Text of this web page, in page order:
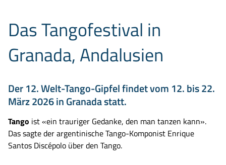
Das Tangofestival in
Granada, Andalusien
Der 12. Welt-Tango-Gipfel findet vom 12. bis 22.
März 2026 in Granada statt.
Tango ist «ein trauriger Gedanke, den man tanzen kann».
Das sagte der argentinische Tango-Komponist Enrique
Santos Discépolo über den Tango.